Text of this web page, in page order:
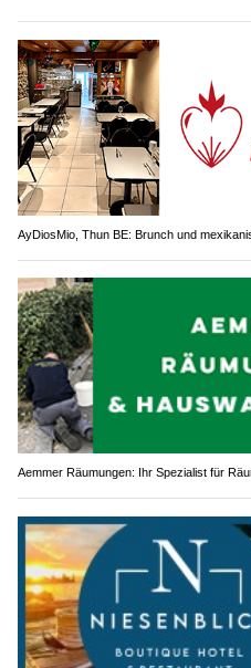
AyDiosMio, Thun BE: Brunch und
Aemmer Räumungen: Ihr Spezialist für